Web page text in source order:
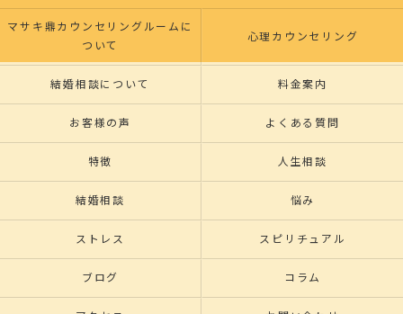
マサキ鼎カウンセリングルームに
ついて
心理カウンセリング
結婚相談について 料金案内
お客様の声 よくある質問
特徴 人生相談
結婚相談 悩み
ストレス スピリチュアル
ブログ コラム